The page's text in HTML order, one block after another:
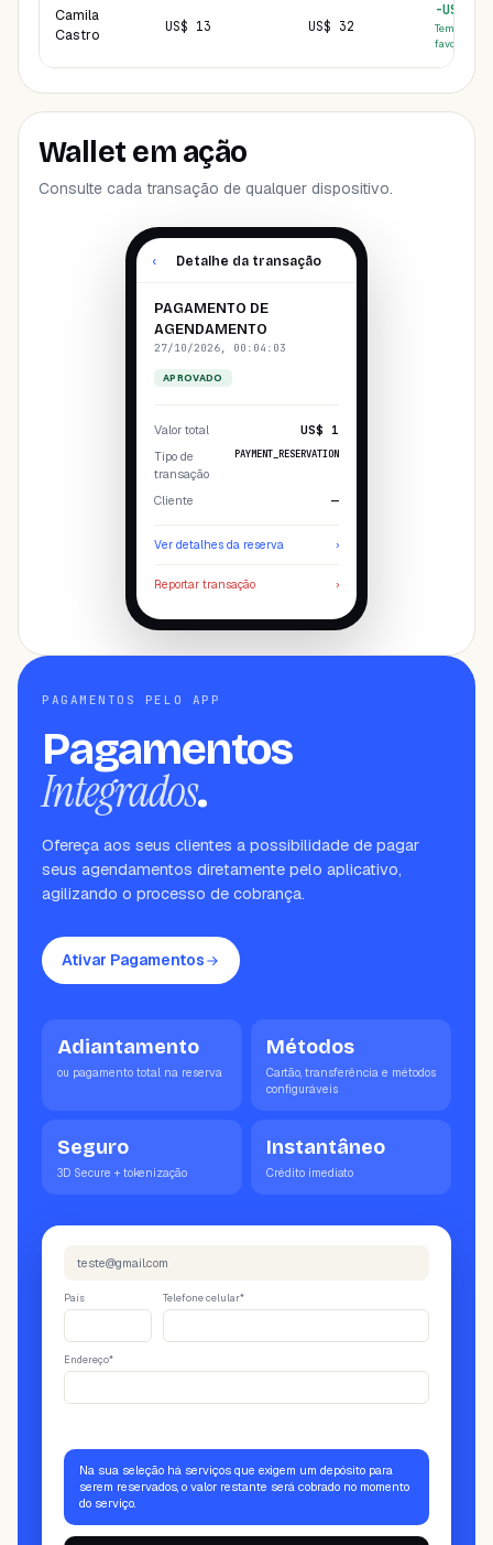
Camila
Castro
US$ 13 US$ 32
-US$ 19
Tem saldo a
favor
Wallet em ação
Consulte cada transação de qualquer dispositivo.
‹ Detalhe da transação
PAGAMENTO DE
AGENDAMENTO
27/10/2026, 00:04:03
APROVADO
Valor total
US$ 1
Tipo de
transação
PAYMENT_RESERVATION
Cliente —
Ver detalhes da reserva ›
Reportar transação ›
PAGAMENTOS PELO APP
Pagamentos
Integrados.
Ofereça aos seus clientes a possibilidade de pagar
seus agendamentos diretamente pelo aplicativo,
agilizando o processo de cobrança.
Ativar Pagamentos
Adiantamento
ou pagamento total na reserva
Métodos
Cartão, transferência e métodos
configuráveis
Seguro
3D Secure + tokenização
Instantâneo
Crédito imediato
teste@gmail.com
País Telefone celular*
Endereço*
Na sua seleção há serviços que exigem um depósito para
serem reservados, o valor restante será cobrado no momento
do serviço.